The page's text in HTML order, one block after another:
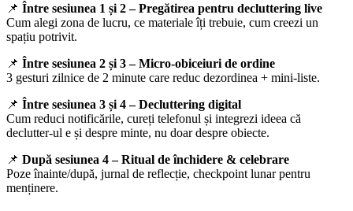
📌 Între sesiunea 1 și 2 – Pregătirea pentru decluttering live
Cum alegi zona de lucru, ce materiale îți trebuie, cum creezi un
spațiu potrivit.
📌 Între sesiunea 2 și 3 – Micro-obiceiuri de ordine
3 gesturi zilnice de 2 minute care reduc dezordinea + mini-liste.
📌 Între sesiunea 3 și 4 – Decluttering digital
Cum reduci notificările, cureți telefonul și integrezi ideea că
declutter-ul e și despre minte, nu doar despre obiecte.
📌 După sesiunea 4 – Ritual de închidere & celebrare
Poze înainte/după, jurnal de reflecție, checkpoint lunar pentru
menținere.